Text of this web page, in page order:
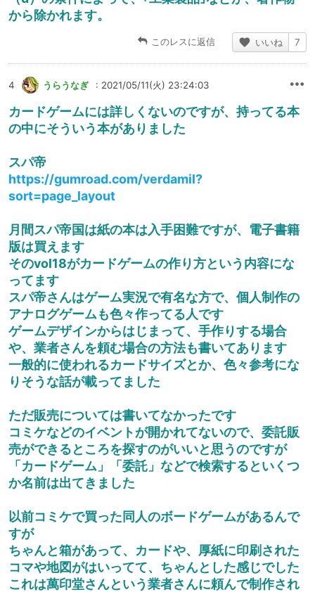
から除かれます。
このレスに返信 いいね 7
4 うらうなぎ : 2021/05/11(火) 23:24:03
カードゲームには詳しくないのですが、持ってる本
の中にそういう本がありました
スパ帝
https://gumroad.com/verdamil?
sort=page_layout
月間スパ帝国は紙の本は入手困難ですが、電子書籍
版は買えます
そのvol18がカードゲームの作り方という内容にな
ってます
スパ帝さんはゲーム実況で有名な方で、個人制作の
アナログゲームも色々作ってる人です
ゲームデザインからはじまって、手作りする場合
や、業者さんを頼む場合の方法も書いてあります
一般的に使われるカードサイズとか、色々参考にな
りそうな話が載ってました
ただ販売については書いてなかったです
コミケなどのイベントが開かれてないので、委託販
売ができるところを探すのがいいと思うのですが
「カードゲーム」「委託」などで検索するといくつ
か名前は出てきました
以前コミケで買った同人のボードゲームがあるんで
すが
ちゃんと箱があって、カードや、厚紙に印刷された
コマや地図がはいってて、ちゃんとした感じでした
これは萬印堂さんという業者さんに頼んで制作され